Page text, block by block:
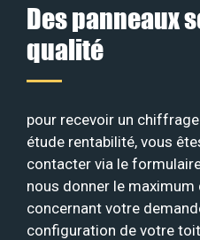
Des panneaux
qualité
pour recevoir un
étude rentabilité, vous
contacter via le
nous donner le maximum
concernant votre
configuration de votre